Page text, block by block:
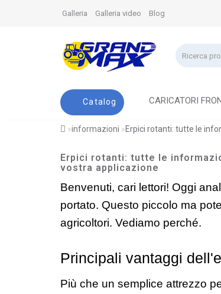
Galleria Galleria video Blog
Catalog CARICATORI
informazioni Erpici rotanti: tutte le
Erpici rotanti: tutte le
vostra applicazione
Benvenuti, cari lettori! Oggi
portato. Questo piccolo ma
agricoltori. Vediamo perché.
Principali vantaggi
Più che un semplice attrezzo